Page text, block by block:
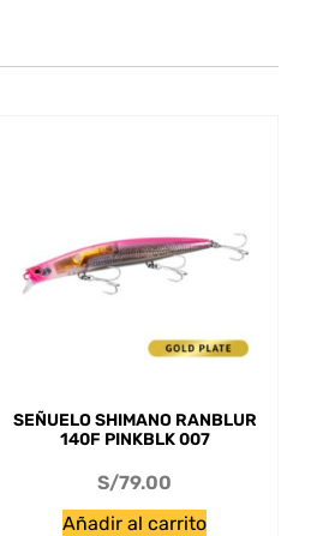
SEÑUELO SHIMANO RANBLUR
140F PINKBLK 007
S/79.00
Añadir al carrito